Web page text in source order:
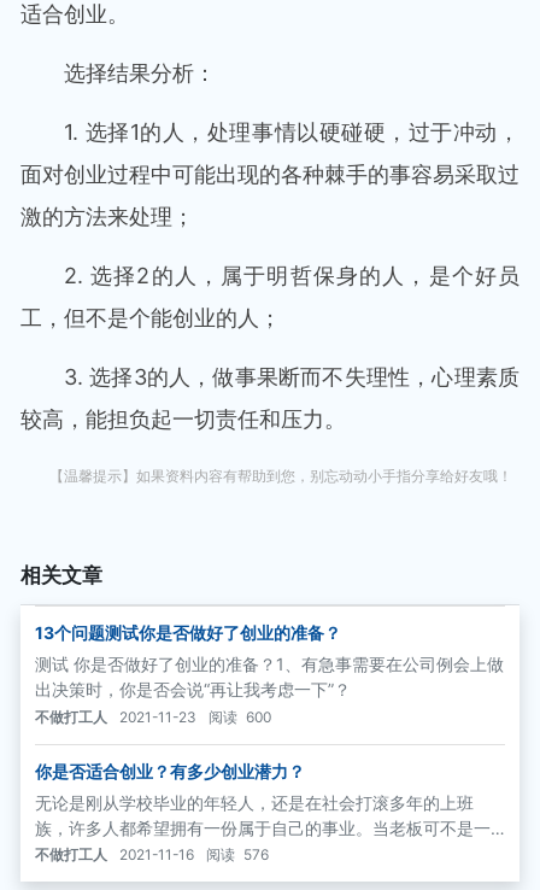
适合创业。
选择结果分析：
1. 选择1的人，处理事情以硬碰硬，过于冲动，
面对创业过程中可能出现的各种棘手的事容易采取过
激的方法来处理；
2. 选择2的人，属于明哲保身的人，是个好员
工，但不是个能创业的人；
3. 选择3的人，做事果断而不失理性，心理素质
较高，能担负起一切责任和压力。
【温馨提示】如果资料内容有帮助到您，别忘动动小手指分享给好友哦！
相关文章
13个问题测试你是否做好了创业的准备？
测试 你是否做好了创业的准备？1、有急事需要在公司例会上做
出决策时，你是否会说“再让我考虑一下”？
不做打工人 2021-11-23 阅读 600
你是否适合创业？有多少创业潜力？
无论是刚从学校毕业的年轻人，还是在社会打滚多年的上班
族，许多人都希望拥有一份属于自己的事业。当老板可不是一
件容易的事，你是否适合创业？有多少创业潜力？下列测验可
帮助你决定自己是否应当加入创业者的行列。
不做打工人 2021-11-16 阅读 576